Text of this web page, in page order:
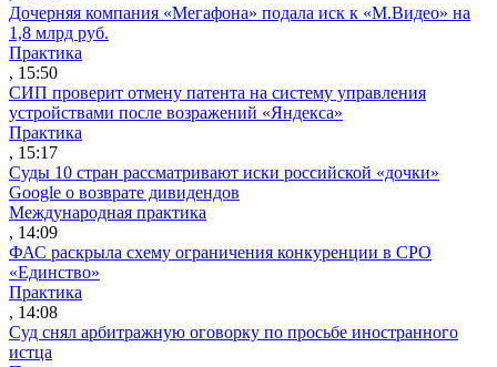
Дочерняя компания «Мегафона» подала иск к «М.Видео» на
1,8 млрд руб.
Практика
, 15:50
СИП проверит отмену патента на систему управления
устройствами после возражений «Яндекса»
Практика
, 15:17
Суды 10 стран рассматривают иски российской «дочки»
Google о возврате дивидендов
Международная практика
, 14:09
ФАС раскрыла схему ограничения конкуренции в СРО
«Единство»
Практика
, 14:08
Суд снял арбитражную оговорку по просьбе иностранного
истца